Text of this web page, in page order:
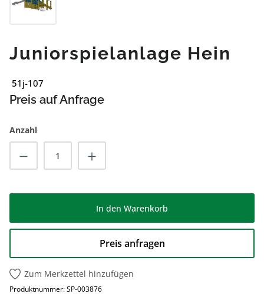
Juniorspielanlage Hein
51j-107
Preis auf Anfrage
Anzahl
Produkt Anzahl: Gib den gewünschten
In den Warenkorb
Preis anfragen
Zum Merkzettel hinzufügen
Produktnummer:SP-003876